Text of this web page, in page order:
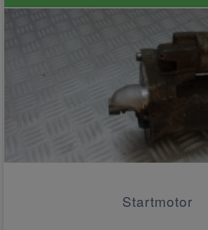
Startmotor